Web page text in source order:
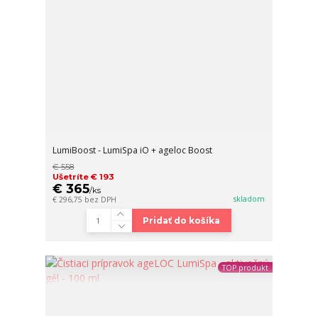
LumiBoost - LumiSpa iO + ageloc Boost
€ 558
Ušetríte € 193
€ 365/ks
€ 296,75 bez DPH skladom
Pridať do košíka
TOP produkt